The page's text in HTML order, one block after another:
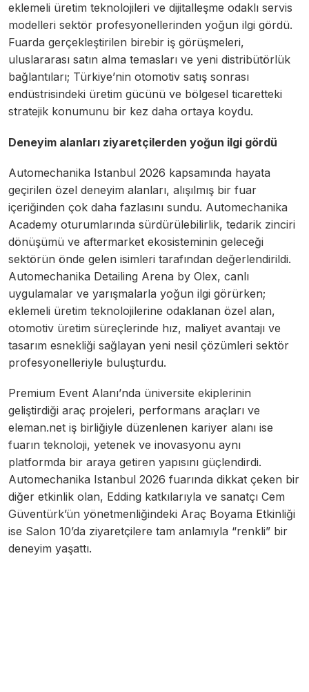
eklemeli üretim teknolojileri ve dijitalleşme odaklı servis
modelleri sektör profesyonellerinden yoğun ilgi gördü.
Fuarda gerçekleştirilen birebir iş görüşmeleri,
uluslararası satın alma temasları ve yeni distribütörlük
bağlantıları; Türkiye’nin otomotiv satış sonrası
endüstrisindeki üretim gücünü ve bölgesel ticaretteki
stratejik konumunu bir kez daha ortaya koydu.
Deneyim alanları ziyaretçilerden yoğun ilgi gördü
Automechanika Istanbul 2026 kapsamında hayata
geçirilen özel deneyim alanları, alışılmış bir fuar
içeriğinden çok daha fazlasını sundu. Automechanika
Academy oturumlarında sürdürülebilirlik, tedarik zinciri
dönüşümü ve aftermarket ekosisteminin geleceği
sektörün önde gelen isimleri tarafından değerlendirildi.
Automechanika Detailing Arena by Olex, canlı
uygulamalar ve yarışmalarla yoğun ilgi görürken;
eklemeli üretim teknolojilerine odaklanan özel alan,
otomotiv üretim süreçlerinde hız, maliyet avantajı ve
tasarım esnekliği sağlayan yeni nesil çözümleri sektör
profesyonelleriyle buluşturdu.
Premium Event Alanı’nda üniversite ekiplerinin
geliştirdiği araç projeleri, performans araçları ve
eleman.net iş birliğiyle düzenlenen kariyer alanı ise
fuarın teknoloji, yetenek ve inovasyonu aynı
platformda bir araya getiren yapısını güçlendirdi.
Automechanika Istanbul 2026 fuarında dikkat çeken bir
diğer etkinlik olan, Edding katkılarıyla ve sanatçı Cem
Güventürk’ün yönetmenliğindeki Araç Boyama Etkinliği
ise Salon 10’da ziyaretçilere tam anlamıyla “renkli” bir
deneyim yaşattı.